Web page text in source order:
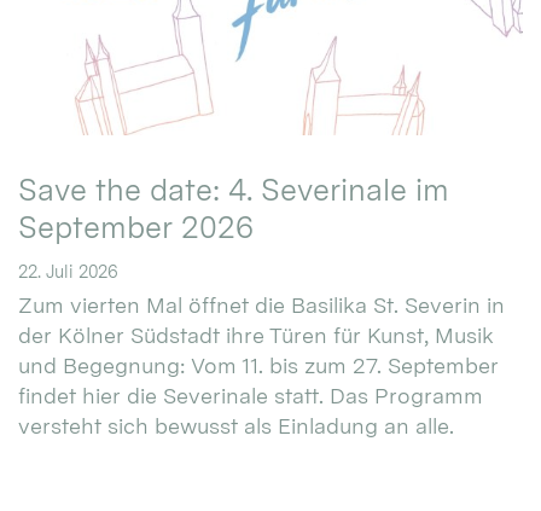
Save the date: 4. Severinale im
September 2026
22. Juli 2026
Zum vierten Mal öffnet die Basilika St. Severin in
der Kölner Südstadt ihre Türen für Kunst, Musik
und Begegnung: Vom 11. bis zum 27. September
findet hier die Severinale statt. Das Programm
versteht sich bewusst als Einladung an alle.